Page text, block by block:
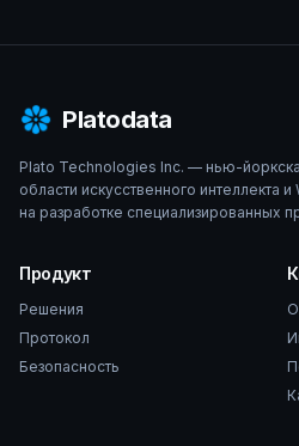
Platodata
Plato Technologies Inc. — нью-
области искусственного интеллекта
на разработке специализированных
Продукт
Решения
Протокол
Безопасность
О